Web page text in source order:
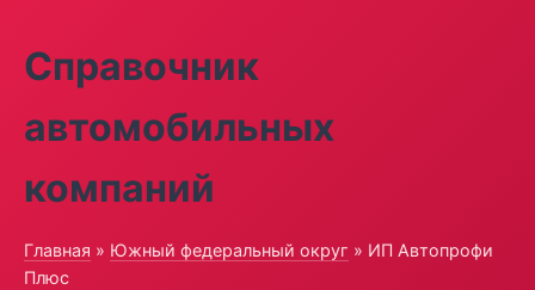
Справочник
автомобильных
компаний
Главная » Южный федеральный округ » ИП Автопрофи
Плюс